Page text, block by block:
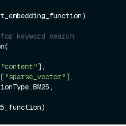
keyword search
"content"],
"sparse_vector"],